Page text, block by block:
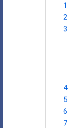
1
2
3
4
5
6
7